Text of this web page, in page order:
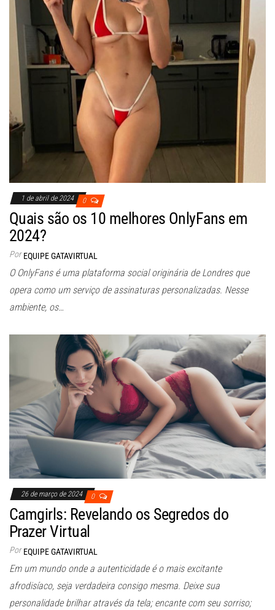
1 de abril de 2024 0
Quais são os 10 melhores OnlyFans em
2024?
Por EQUIPE GATAVIRTUAL
O OnlyFans é uma plataforma social originária de Londres que
opera como um serviço de assinaturas personalizadas. Nesse
ambiente, os…
26 de março de 2024 0
Camgirls: Revelando os Segredos do
Prazer Virtual
Por EQUIPE GATAVIRTUAL
Em um mundo onde a autenticidade é o mais excitante
afrodisíaco, seja verdadeira consigo mesma. Deixe sua
personalidade brilhar através da tela; encante com seu sorriso;